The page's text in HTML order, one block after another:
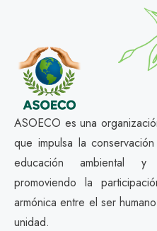
ASOECO es una
que impulsa la
educación ambiental
promoviendo la
armónica entre el ser
unidad.